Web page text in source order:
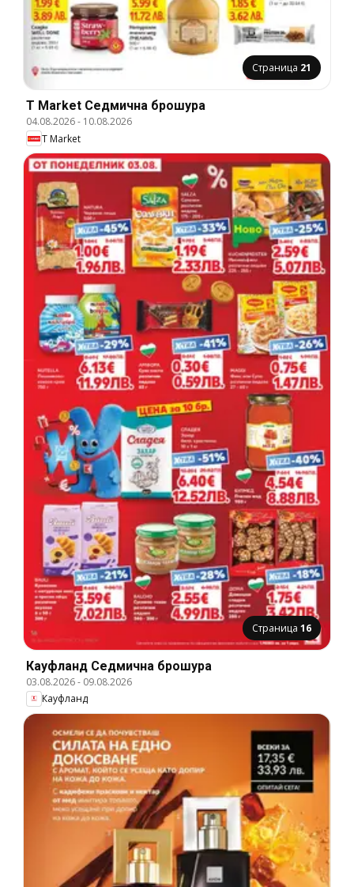
Страница 21
T Market Cедмична брошура
04.08.2026- 10.08.2026
T Market
Страница 16
Кауфланд Cедмична брошура
03.08.2026- 09.08.2026
Кауфланд